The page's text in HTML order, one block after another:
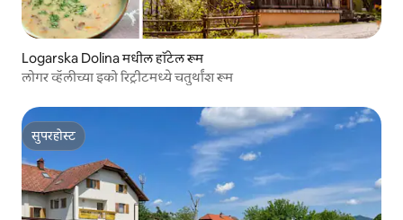
Logarska Dolina मधील हॉटेल रूम
लोगर व्हॅलीच्या इको रिट्रीटमध्ये चतुर्थांश रूम
सुपरहोस्ट
सुपरहोस्ट